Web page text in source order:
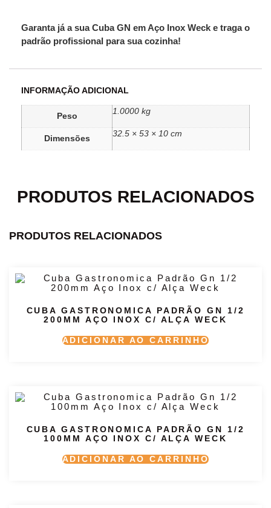
Garanta já a sua Cuba GN em Aço Inox Weck e traga o
padrão profissional para sua cozinha!
INFORMAÇÃO ADICIONAL
Peso
1.0000 kg
Dimensões
32.5 × 53 × 10 cm
PRODUTOS RELACIONADOS
PRODUTOS RELACIONADOS
CUBA GASTRONOMICA PADRÃO GN 1/2
200MM AÇO INOX C/ ALÇA WECK
ADICIONAR AO CARRINHO
CUBA GASTRONOMICA PADRÃO GN 1/2
100MM AÇO INOX C/ ALÇA WECK
ADICIONAR AO CARRINHO